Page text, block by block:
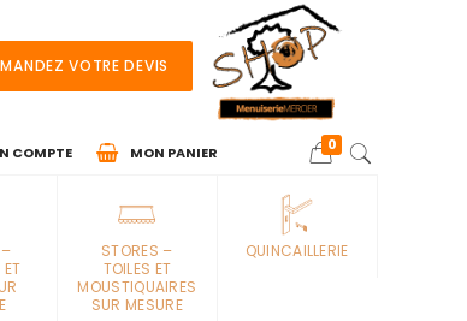
VOTRE DEVIS
STORES –
TOILES ET
MOUSTIQUAIRES
SUR MESURE
QUINCAILLERIE
COMPTE MON PANIER 0